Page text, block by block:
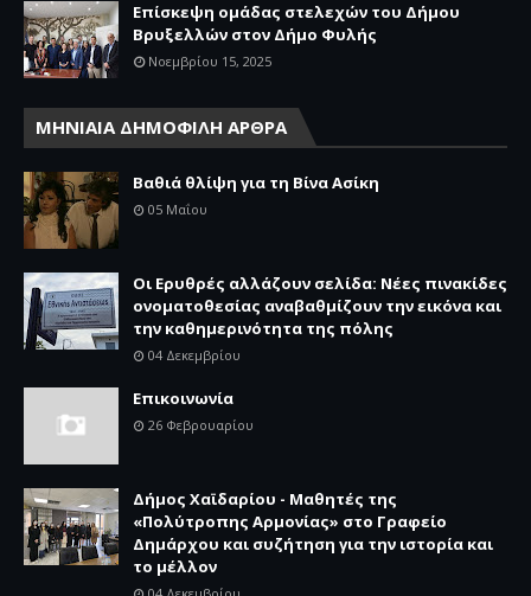
Επίσκεψη ομάδας στελεχών του Δήμου
Βρυξελλών στον Δήμο Φυλής
Νοεμβρίου 15, 2025
ΜΗΝΙΑΙΑ ΔΗΜΟΦΙΛΗ ΑΡΘΡΑ
Βαθιά θλίψη για τη Βίνα Ασίκη
05 Μαΐου
Οι Ερυθρές αλλάζουν σελίδα: Νέες πινακίδες
ονοματοθεσίας αναβαθμίζουν την εικόνα και
την καθημερινότητα της πόλης
04 Δεκεμβρίου
Επικοινωνία
26 Φεβρουαρίου
Δήμος Χαϊδαρίου - Μαθητές της
«Πολύτροπης Αρμονίας» στο Γραφείο
Δημάρχου και συζήτηση για την ιστορία και
το μέλλον